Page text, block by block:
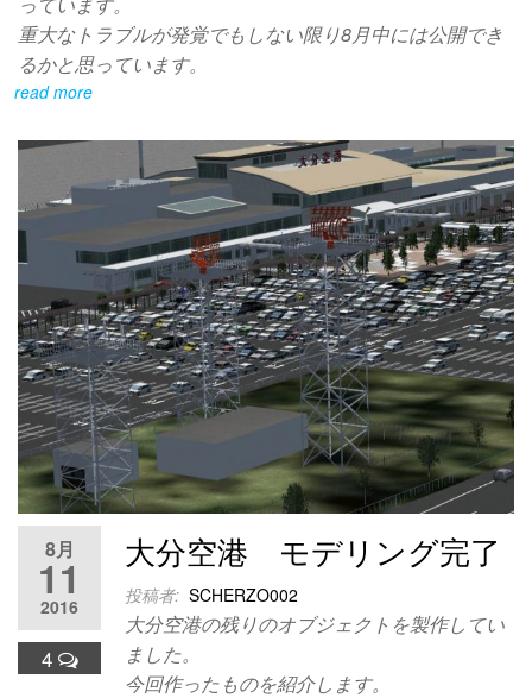
重大なトラブルが発覚でもしない限り8月中には公開でき
るかと思っています。
read more
8月
11
2016
4
大分空港 モデリング完了
投稿者: SCHERZO002
大分空港の残りのオブジェクトを製作してい
ました。
今回作ったものを紹介します。